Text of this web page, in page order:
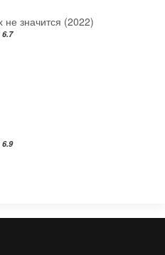
не значится (2022)
6.7
6.9